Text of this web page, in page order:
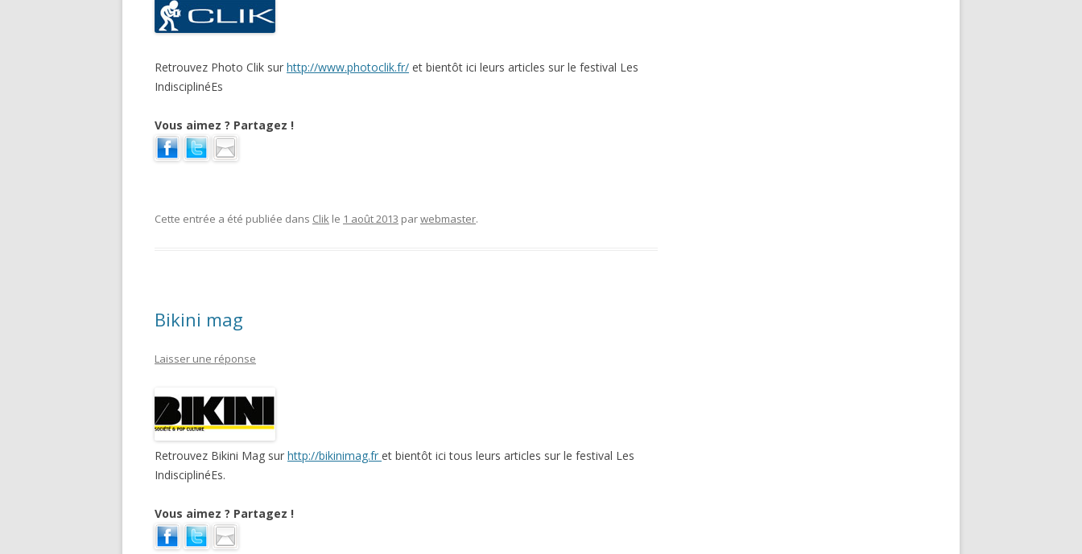
Retrouvez Photo Clik sur http://www.photoclik.fr/ et bientôt ici leurs articles sur le festival Les
IndisciplinéEs
Vous aimez ? Partagez !
Cette entrée a été publiée dans Clik le 1 août 2013 parwebmaster.
Bikini mag
Laisser une réponse
Retrouvez Bikini Mag sur http://bikinimag.fr et bientôt ici tous leurs articles sur le festival Les
IndisciplinéEs.
Vous aimez ? Partagez !